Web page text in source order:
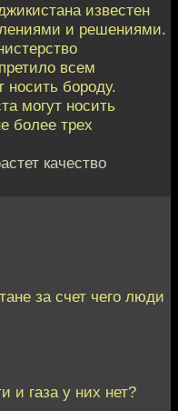
известен
и решениями.
всем
носить бороду.
могут носить
более трех
качество
за счет чего люди
и газа у них нет?